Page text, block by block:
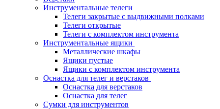
Инструментальные телеги
Телеги закрытые с выдвижными полками
Телеги открытые
Телеги с комплектом инструмента
Инструментальные ящики
Металлические шкафы
Ящики пустые
Ящики с комплектом инструмента
Оснастка для телег и верстаков
Оснастка для верстаков
Оснастка для телег
Сумки для инструментов